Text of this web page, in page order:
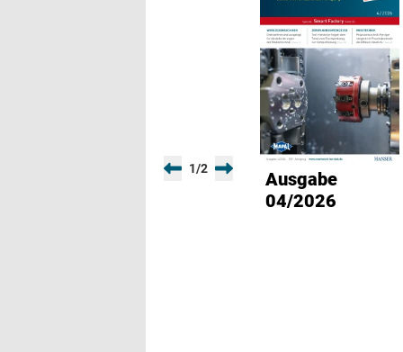
1/2
Ausgabe
04/2026